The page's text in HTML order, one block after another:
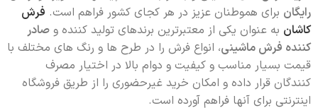
رایگان برای هموطنان عزیز در هر کجای کشور فراهم است. فرش
کاشان به عنوان یکی از معتبرترین برندهای تولید کننده و صادر
کننده فرش ماشینی، انواع فرش را در طرح ها و رنگ های مختلف با
قیمت بسیار مناسب و کیفیت و دوام بالا در اختیار مصرف
کنندگان قرار داده و امکان خرید غیرحضوری را از طریق فروشگاه
اینترنتی برای آنها فراهم آورده است.